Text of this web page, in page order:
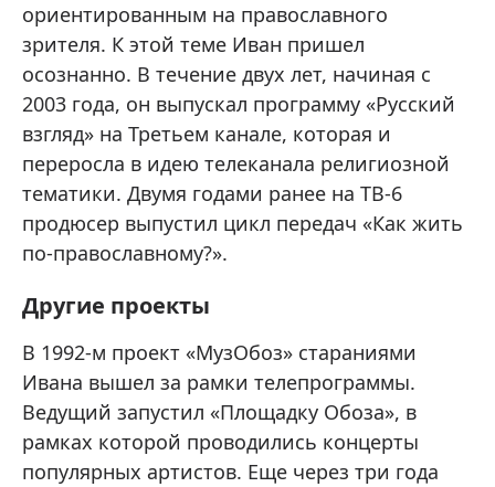
ориентированным на православного
зрителя. К этой теме Иван пришел
осознанно. В течение двух лет, начиная с
2003 года, он выпускал программу «Русский
взгляд» на Третьем канале, которая и
переросла в идею телеканала религиозной
тематики. Двумя годами ранее на ТВ-6
продюсер выпустил цикл передач «Как жить
по-православному?».
Другие проекты
В 1992-м проект «МузОбоз» стараниями
Ивана вышел за рамки телепрограммы.
Ведущий запустил «Площадку Обоза», в
рамках которой проводились концерты
популярных артистов. Еще через три года